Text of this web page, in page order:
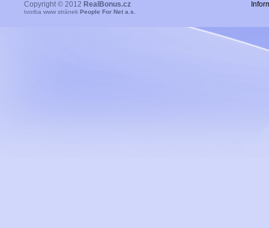
Copyright © 2012 RealBonus.cz
tvorba www stránek People For Net a.s.